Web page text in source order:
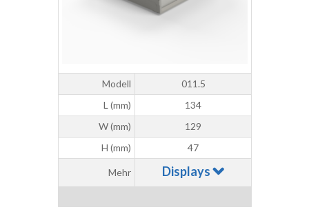
Modell
011.5
L (mm)
134
W (mm)
129
H (mm)
47
Mehr Displays